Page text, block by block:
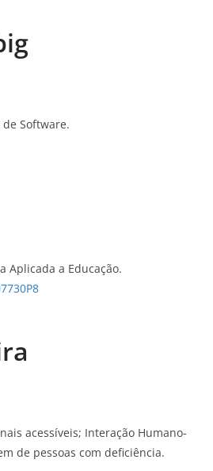
Software.
Aplicada a Educação.
acessíveis; Interação Humano-
de pessoas com deficiência.